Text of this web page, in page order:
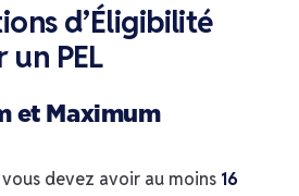
d’Éligibilité
PEL
et Maximum
vous devez avoir au moins 16